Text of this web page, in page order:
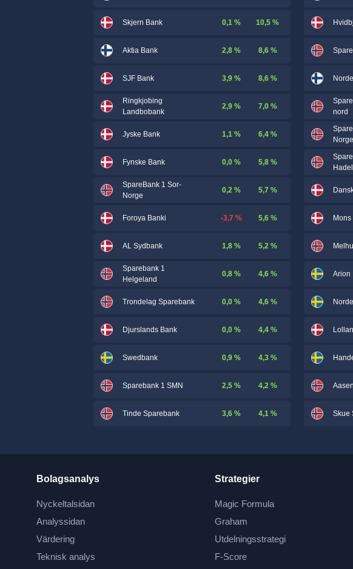
Skjern Bank 0,1 % 10,5 %
Aktia Bank 2,8 % 8,6 %
SJF Bank 3,9 % 8,6 %
Ringkjobing
Landbobank
2,9 % 7,0 %
Jyske Bank 1,1 % 6,4 %
Fynske Bank 0,0 % 5,8 %
SpareBank 1 Sor-
Norge
0,2 % 5,7 %
Foroya Banki -3,7 % 5,6 %
AL Sydbank 1,8 % 5,2 %
Sparebank 1
Helgeland
0,8 % 4,6 %
Trondelag Sparebank 0,0 % 4,6 %
Djurslands Bank 0,0 % 4,4 %
Swedbank 0,9 % 4,3 %
Sparebank 1 SMN 2,5 % 4,2 %
Tinde Sparebank 3,6 % 4,1 %
nord
Norge
Arion
Skue
Bolagsanalys
Nyckeltalsidan
Analyssidan
Värdering
Teknisk analys
Strategier
Magic Formula
Graham
Utdelningsstrategi
F-Score